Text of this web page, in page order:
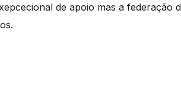
de apoio mas a federação